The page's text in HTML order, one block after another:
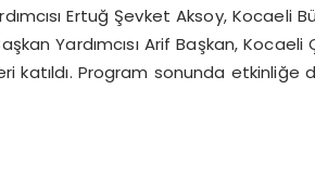
Ertuğ Şevket Aksoy, Kocaeli
Yardımcısı Arif Başkan, Kocaeli
katıldı. Program sonunda etkinliğe